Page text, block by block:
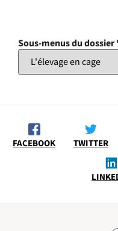
Sous-menus du
FACEBOOK TWITTER